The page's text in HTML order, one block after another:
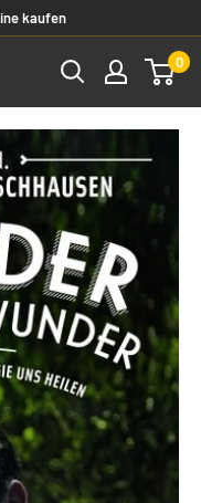
kaufen
0